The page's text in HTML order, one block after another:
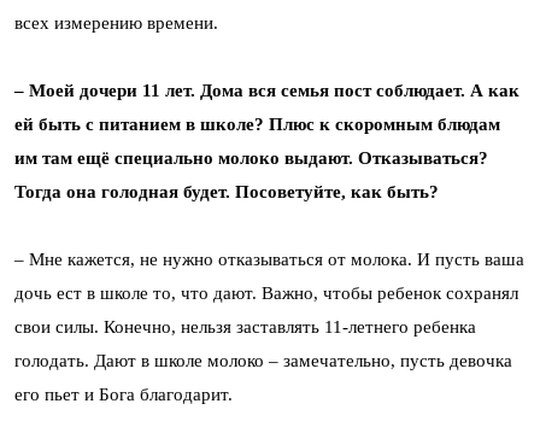
всех измерению времени.
– Моей дочери 11 лет. Дома вся семья пост соблюдает. А как
ей быть с питанием в школе? Плюс к скоромным блюдам
им там ещё специально молоко выдают. Отказываться?
Тогда она голодная будет. Посоветуйте, как быть?
– Мне кажется, не нужно отказываться от молока. И пусть ваша
дочь ест в школе то, что дают. Важно, чтобы ребенок сохранял
свои силы. Конечно, нельзя заставлять 11-летнего ребенка
голодать. Дают в школе молоко – замечательно, пусть девочка
его пьет и Бога благодарит.